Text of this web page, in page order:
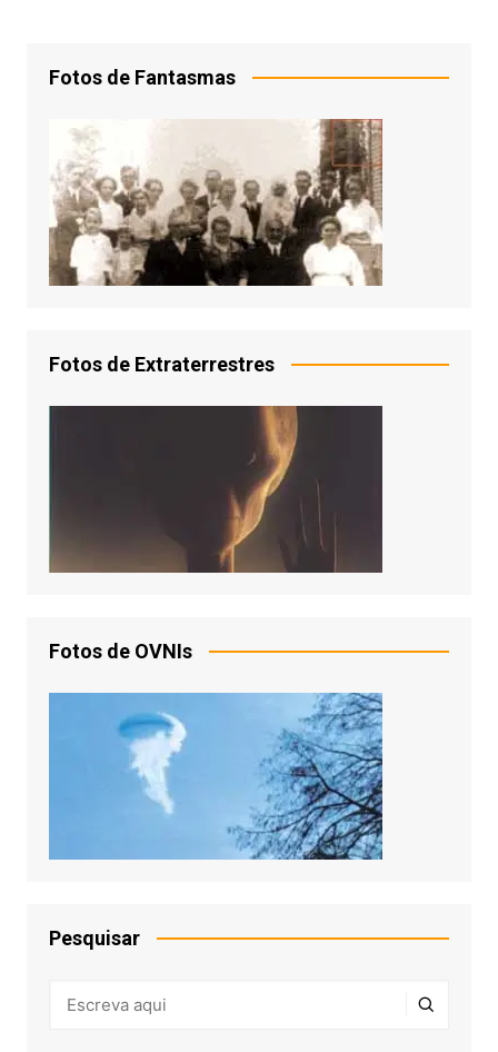
Fotos de Fantasmas
Fotos de Extraterrestres
Fotos de OVNIs
Pesquisar